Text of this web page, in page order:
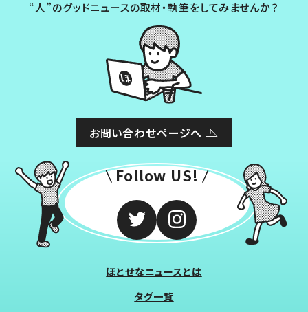
“人”のグッドニュースの取材・執筆をしてみませんか？
お問い合わせページへ
Follow US!
ほとせなニュースとは
タグ一覧